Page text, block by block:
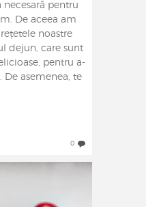
necesară pentru
De aceea am
noastre
dejun, care sunt
pentru a-
asemenea, te
0